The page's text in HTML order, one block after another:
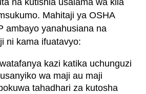
na kutishia usalama wa kila
Mahitaji ya OSHA
ambayo yanahusiana na
ni kama ifuatavyo:
kazi katika uchunguzi
wa maji au maji
tahadhari za kutosha